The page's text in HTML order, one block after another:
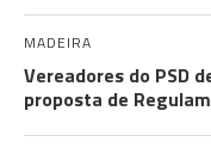
MADEIRA
Vereadores do PSD
proposta de